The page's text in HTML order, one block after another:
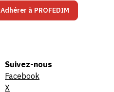
Adhérer à PROFEDIM
Suivez-nous
Facebook
X